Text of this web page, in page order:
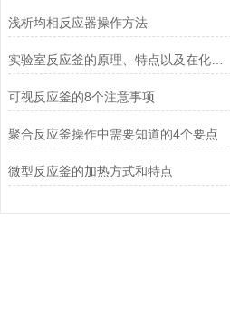
浅析均相反应器操作方法
实验室反应釜的原理、特点以及在化学研究中的重要作用
可视反应釜的8个注意事项
聚合反应釜操作中需要知道的4个要点
微型反应釜的加热方式和特点